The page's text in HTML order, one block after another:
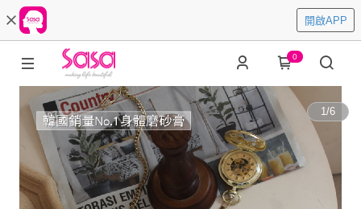
開啟APP
0
1/6